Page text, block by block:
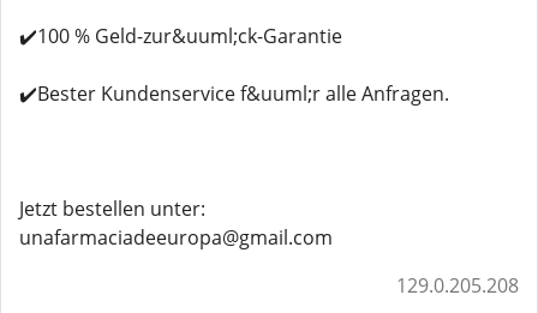
✔️100 % Geld-zur&uuml;ck-Garantie
✔️Bester Kundenservice f&uuml;r alle Anfragen.
Jetzt bestellen unter:
unafarmaciadeeuropa@gmail.com
129.0.205.208